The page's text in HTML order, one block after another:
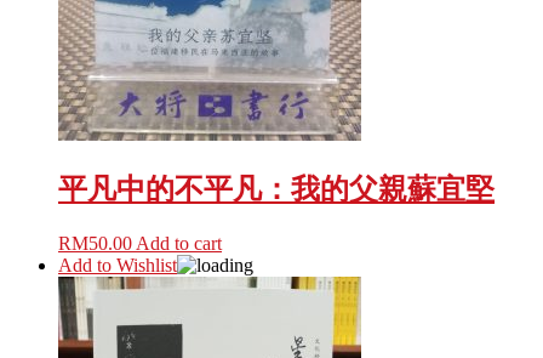
平凡中的不平凡：我的父親蘇宜堅
RM50.00 Add to cart
Add to Wishlist